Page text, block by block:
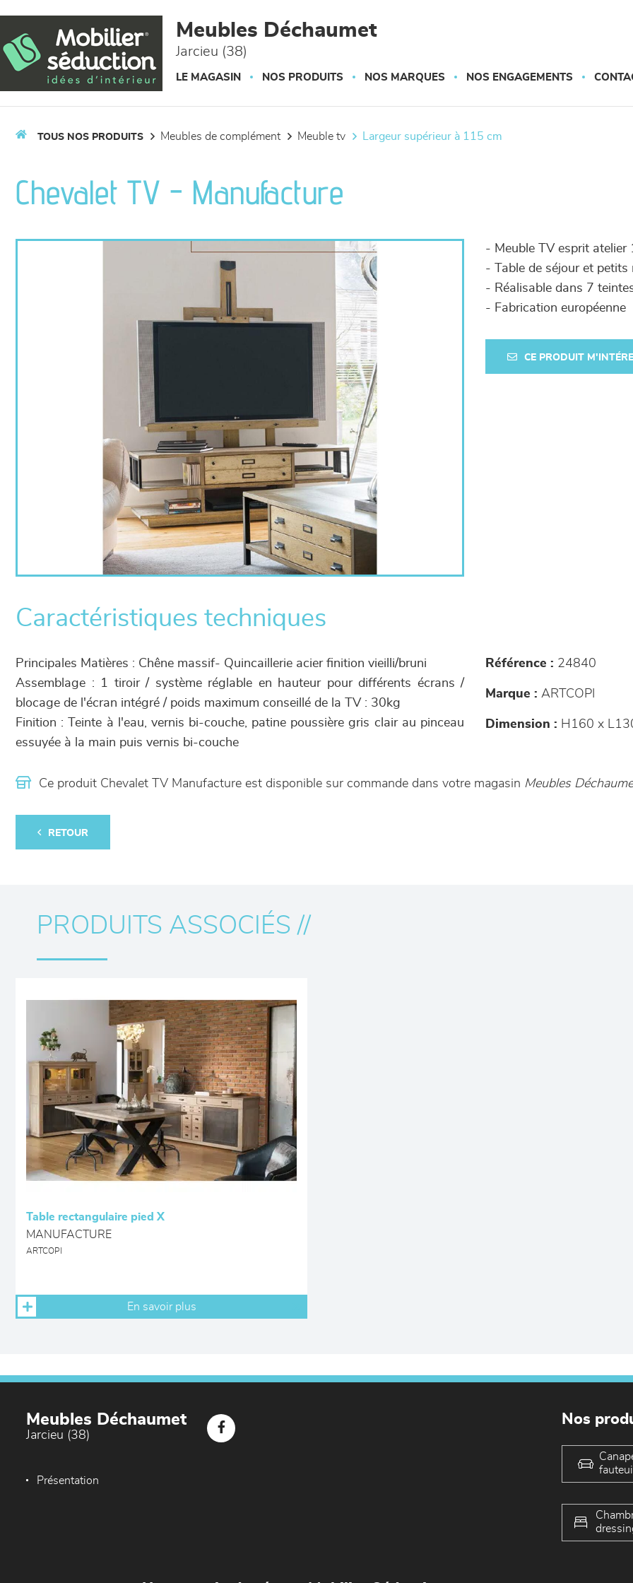
Meubles Déchaumet
Jarcieu (38)
LE MAGASIN NOS PRODUITS NOS MARQUES NOS ENGAGEMENTS
TOUS NOS PRODUITS meubles de complément meuble tv largeur supérieur à 115 cm
Chevalet TV - Manufacture
- Meuble TV esprit atelier
- Table de séjour et petits
- Réalisable dans 7
- Fabrication européenne
CE PRODUIT
Caractéristiques techniques
Principales Matières : Chêne massif- Quincaillerie acier finition vieilli/bruni
Assemblage : 1 tiroir / système réglable en hauteur pour différents écrans /
blocage de l'écran intégré / poids maximum conseillé de la TV : 30kg
Finition : Teinte à l'eau, vernis bi-couche, patine poussière gris clair au pinceau
essuyée à la main puis vernis bi-couche
Référence : 24840
Marque : ARTCOPI
Dimension : H160 x
Ce produit Chevalet TV Manufacture est disponible sur commande dans votre magasin Meubles
RETOUR
PRODUITS ASSOCIÉS //
Table rectangulaire pied X
MANUFACTURE
ARTCOPI
En savoir plus
Meubles Déchaumet
Jarcieu (38)
Présentation
Nos